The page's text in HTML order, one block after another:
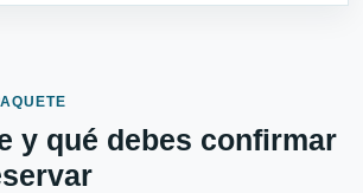
y qué debes confirmar